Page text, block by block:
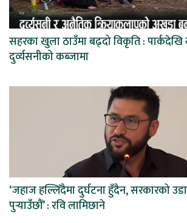
सहरका खुला ठाउँमा बढ्दो विकृति :
दुर्व्यसनीको कब्जामा
‘जहाज हल्लिँदैमा दुर्घटना हुँदैन, सरकारको
पुर्‍याउँछौं’ : रवि लामिछाने